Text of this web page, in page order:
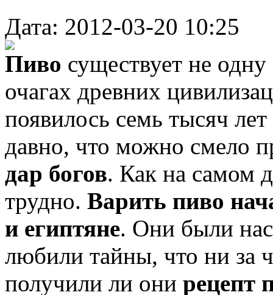
Дата: 2012-03-20 10:25
Пиво существует не
очагах древних
появилось семь тысяч
давно, что можно смело
дар богов. Как на самом
трудно. Варить пиво
и египтяне. Они были
любили тайны, что ни за
получили ли они рецепт